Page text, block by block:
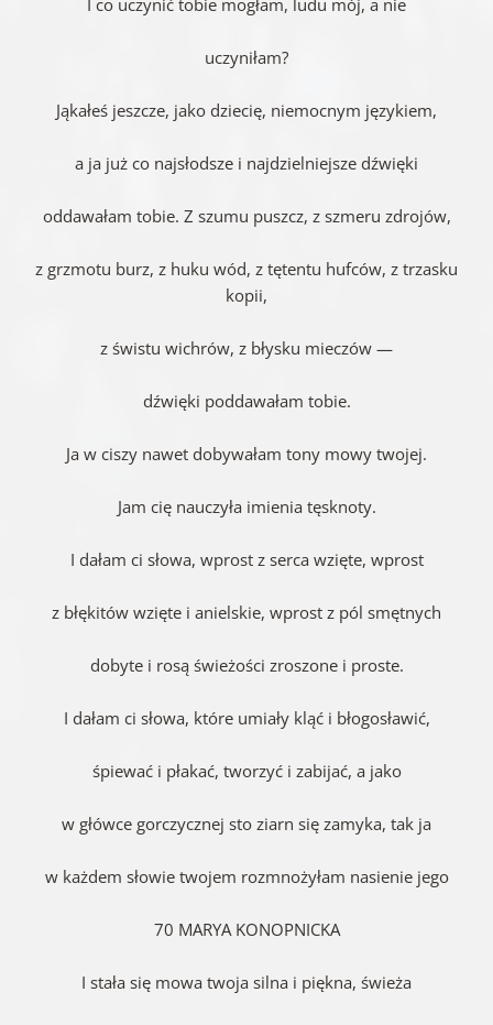
uczyniłam?
Jąkałeś jeszcze, jako dziecię, niemocnym językiem,
a ja już co najsłodsze i najdzielniejsze dźwięki
oddawałam tobie. Z szumu puszcz, z szmeru zdrojów,
z grzmotu burz, z huku wód, z tętentu hufców, z trzasku
kopii,
z świstu wichrów, z błysku mieczów —
dźwięki poddawałam tobie.
Ja w ciszy nawet dobywałam tony mowy twojej.
Jam cię nauczyła imienia tęsknoty.
I dałam ci słowa, wprost z serca wzięte, wprost
z błękitów wzięte i anielskie, wprost z pól smętnych
dobyte i rosą świeżości zroszone i proste.
I dałam ci słowa, które umiały kląć i błogosławić,
śpiewać i płakać, tworzyć i zabijać, a jako
w główce gorczycznej sto ziarn się zamyka, tak ja
w każdem słowie twojem rozmnożyłam nasienie jego
70 MARYA KONOPNICKA
I stała się mowa twoja silna i piękna, świeża